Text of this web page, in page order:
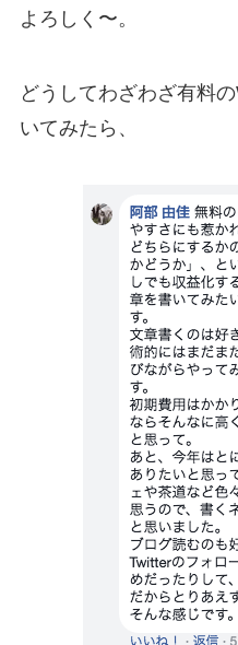
よろしく〜。
どうしてわざわざ有料
いてみたら、